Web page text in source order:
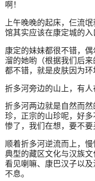
啊！
上午晚晚的起床，仨流
馆其实应该在康定城的入
康定的妹妹都很不错，
溜的她哟（根据我们后
都不错，就是皮肤因为环
折多河旁边的山上，有人
折多河两边就是自然而
珍，正宗的山珍呢，好
惨了，我们在想，要不
顺着折多河逆流而上，
典型的藏区文化与汉族
看见喇嘛、康巴汉子以
不息。